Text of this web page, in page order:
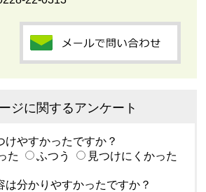
ジに関するアンケート
けやすかったですか？
た
ふつう 見つけにくかった
は分かりやすかったですか？